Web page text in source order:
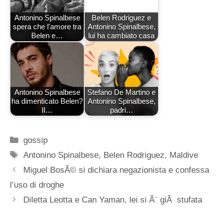
Antonino Spinalbese
spera che l'amore tra
Belen e…
Belen Rodriguez e
Antonino Spinalbese,
lui ha cambiato casa
Antonino Spinalbese
ha dimenticato Belen?
Il…
Stefano De Martino e
Antonino Spinalbese,
padri…
Categorie
gossip
Tag
Antonino Spinalbese, Belen Rodriguez, Maldive
Miguel BosÃ© si dichiara negazionista e confessa
l’uso di droghe
Diletta Leotta e Can Yaman, lei si Ã¨ giÃ stufata